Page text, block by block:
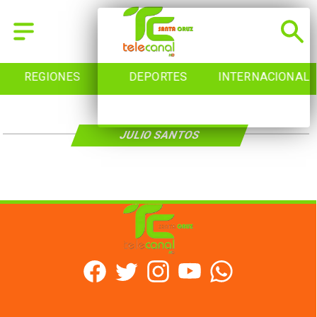
REGIONES DEPORTES INTERNACIONAL
JULIO SANTOS